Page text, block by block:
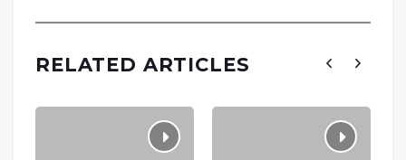
RELATED ARTICLES